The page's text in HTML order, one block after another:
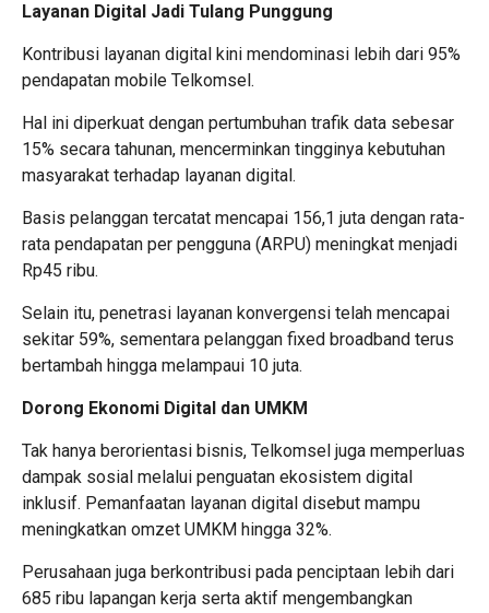
Layanan Digital Jadi Tulang Punggung
Kontribusi layanan digital kini mendominasi lebih dari 95%
pendapatan mobile Telkomsel.
Hal ini diperkuat dengan pertumbuhan trafik data sebesar
15% secara tahunan, mencerminkan tingginya kebutuhan
masyarakat terhadap layanan digital.
Basis pelanggan tercatat mencapai 156,1 juta dengan rata-
rata pendapatan per pengguna (ARPU) meningkat menjadi
Rp45 ribu.
Selain itu, penetrasi layanan konvergensi telah mencapai
sekitar 59%, sementara pelanggan fixed broadband terus
bertambah hingga melampaui 10 juta.
Dorong Ekonomi Digital dan UMKM
Tak hanya berorientasi bisnis, Telkomsel juga memperluas
dampak sosial melalui penguatan ekosistem digital
inklusif. Pemanfaatan layanan digital disebut mampu
meningkatkan omzet UMKM hingga 32%.
Perusahaan juga berkontribusi pada penciptaan lebih dari
685 ribu lapangan kerja serta aktif mengembangkan